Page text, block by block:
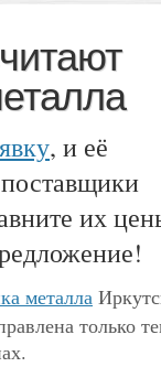
, и её
их
металла
только